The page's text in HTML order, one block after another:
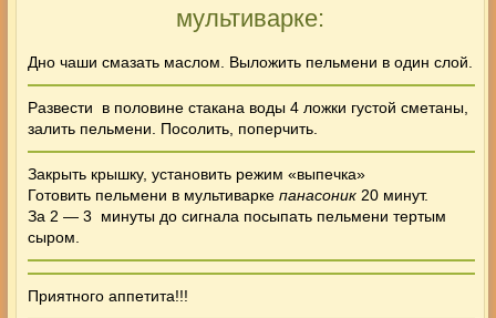
мультиварке:
Дно чаши смазать маслом. Выложить пельмени в один слой.
Развести
в половине стакана воды 4 ложки густой сметаны,
залить пельмени. Посолить, поперчить.
Закрыть крышку, установить режим «выпечка»
Готовить пельмени в мультиварке панасоник20 минут.
За 2 — 3 минуты до сигнала посыпать пельмени тертым
сыром.
Приятного аппетита!!!